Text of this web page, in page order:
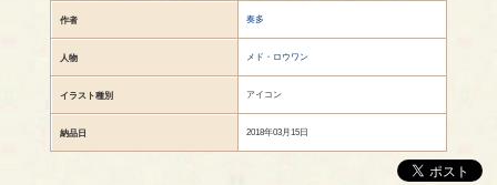
作者 奏多
人物 メド・ロウワン
イラスト種別 アイコン
納品日 2018年03月15日